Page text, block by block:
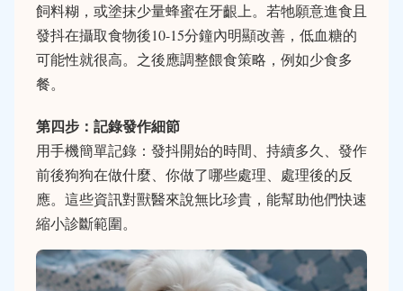
飼料糊，或塗抹少量蜂蜜在牙齦上。若牠願意進食且
發抖在攝取食物後10-15分鐘內明顯改善，低血糖的
可能性就很高。之後應調整餵食策略，例如少食多
餐。
第四步：記錄發作細節
用手機簡單記錄：發抖開始的時間、持續多久、發作
前後狗狗在做什麼、你做了哪些處理、處理後的反
應。這些資訊對獸醫來說無比珍貴，能幫助他們快速
縮小診斷範圍。